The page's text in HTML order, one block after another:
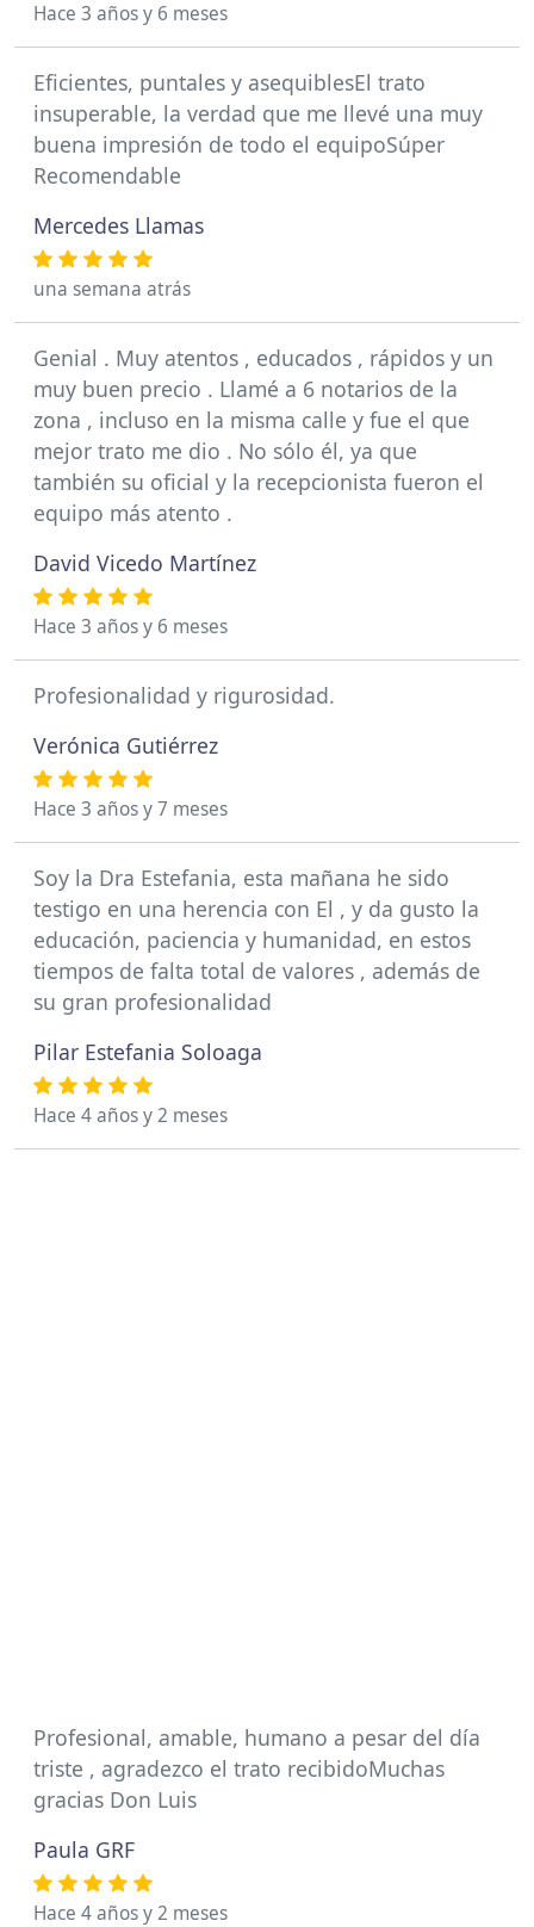
Hace 3 años y 6 meses
Eficientes, puntales y asequiblesEl trato
insuperable, la verdad que me llevé una muy
buena impresión de todo el equipoSúper
Recomendable
Mercedes Llamas
una semana atrás
Genial . Muy atentos , educados , rápidos y un
muy buen precio . Llamé a 6 notarios de la
zona , incluso en la misma calle y fue el que
mejor trato me dio . No sólo él, ya que
también su oficial y la recepcionista fueron el
equipo más atento .
David Vicedo Martínez
Hace 3 años y 6 meses
Profesionalidad y rigurosidad.
Verónica Gutiérrez
Hace 3 años y 7 meses
Soy la Dra Estefania, esta mañana he sido
testigo en una herencia con El , y da gusto la
educación, paciencia y humanidad, en estos
tiempos de falta total de valores , además de
su gran profesionalidad
Pilar Estefania Soloaga
Hace 4 años y 2 meses
Profesional, amable, humano a pesar del día
triste , agradezco el trato recibidoMuchas
gracias Don Luis
Paula GRF
Hace 4 años y 2 meses